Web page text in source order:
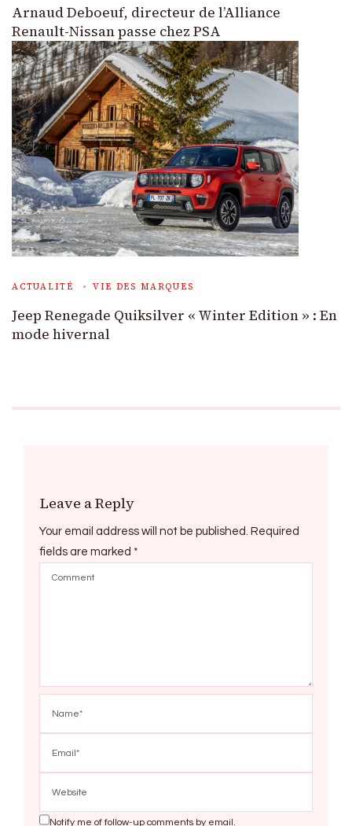
Arnaud Deboeuf, directeur de l’Alliance
Renault-Nissan passe chez PSA
ACTUALITÉ VIE DES MARQUES
Jeep Renegade Quiksilver « Winter Edition » : En
mode hivernal
Leave a Reply
Your email address will not be published.
Required
fields are marked *
Notify me of follow-up comments by email.